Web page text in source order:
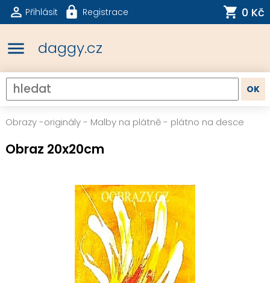
Přihlásit Registrace 0 Kč
menu daggy.cz
Obrazy -originály- Malby na plátně - plátno na desce
Obraz 20x20cm